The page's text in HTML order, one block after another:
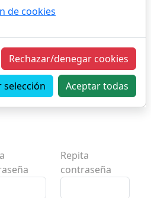
de cookies
Rechazar/denegar cookies
selección Aceptar todas
Provincia
Repita
contraseña